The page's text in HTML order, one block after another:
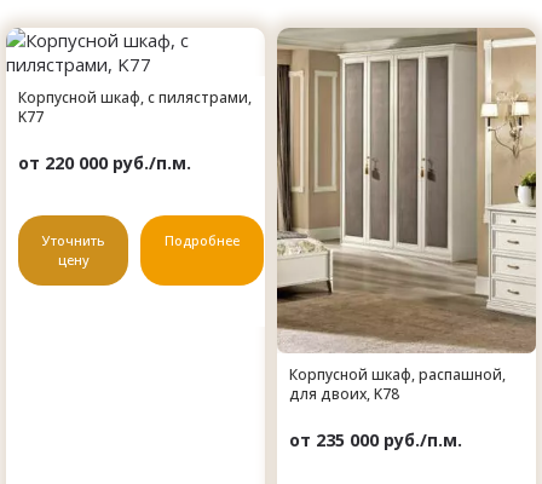
Корпусной шкаф, с пилястрами,
K77
от 220 000 руб./п.м.
Уточнить
цену
Подробнее
Корпусной шкаф, распашной,
для двоих, K78
от 235 000 руб./п.м.